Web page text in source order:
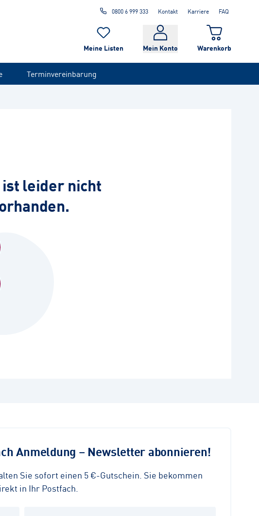
0800 6 999 333 Kontakt Karriere FAQ
Meine Listen Mein Konto Warenkorb
Terminvereinbarung
leider nicht
Anmeldung – Newsletter abonnieren!
Sie sofort einen 5 €-Gutschein. Sie bekommen
in Ihr Postfach.